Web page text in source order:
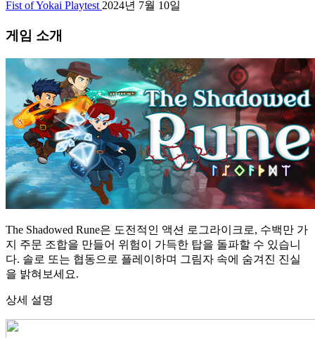
Fist of Yokai Playtest 2024년 7월 10일
게임 소개
The Shadowed Rune은 도전적인 액션 로그라이크로, 수백만 가
지 주문 조합을 만들어 위험이 가득한 탑을 돌파할 수 있습니
다. 솔로 또는 협동으로 플레이하며 그림자 속에 숨겨진 진실
을 밝혀보세요.
상세 설명